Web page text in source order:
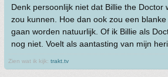
Denk persoonlijk niet dat Billie the Doctor
zou kunnen. Hoe dan ook zou een
gaan worden natuurlijk. Of ik Billie als
nog niet. Voelt als aantasting van mijn
Zien wat ik kijk: trakt.tv